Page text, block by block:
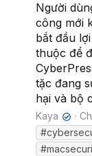
Người
công mới
bắt đầu
thuộc để
tặc đang
hại và bộ
Kaya ✔